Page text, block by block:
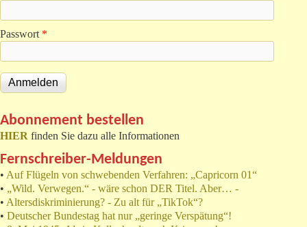
Passwort *
Abonnement bestellen
HIER finden Sie dazu alle Informationen
Fernschreiber-Meldungen
• Auf Flügeln von schwebenden Verfahren: „Capricorn 01“
• „Wild. Verwegen.“ - wäre schon DER Titel. Aber… -
• Altersdiskriminierung? - Zu alt für „TikTok“?
• Deutscher Bundestag hat nur „geringe Verspätung“!